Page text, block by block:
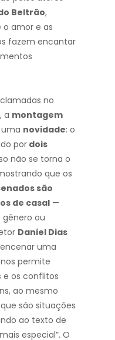
Beltrão,
amor e as
fazem encantar
no
, a montagem
uma novidade: o
por dois
não se torna o
que os
são
de casal —
ou
Daniel Dias
uma
permite
os conflitos
ao mesmo
são situações
ao texto de
especial”. O